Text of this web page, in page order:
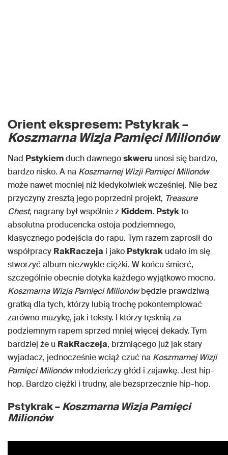
Orient ekspresem: Pstykrak –
Koszmarna Wizja Pamięci Milionów
Nad Pstykiemduch dawnegoskweru unosi się bardzo,
bardzo nisko. A na Koszmarnej Wizji Pamięci Milionów
może nawet mocniej niż kiedykolwiek wcześniej. Nie bez
przyczyny zresztą jego poprzedni projekt, Treasure
Chest, nagrany był wspólnie z Kiddem. Pstykto
absolutna producencka ostoja podziemnego,
klasycznego podejścia do rapu. Tym razem zaprosił do
współpracy RakRaczeja i jako Pstykrak udało im się
stworzyć album niezwykle ciężki. W końcu śmierć,
szczególnie obecnie dotyka każdego wyjątkowo mocno.
Koszmarna Wizja Pamięci Milionówbędzie prawdziwą
gratką dla tych, którzy lubią trochę pokontemplować
zarówno muzykę, jak i teksty. I którzy tęsknią za
podziemnym rapem sprzed mniej więcej dekady. Tym
bardziej że u RakRaczeja, brzmiącego już jak stary
wyjadacz, jednocześnie wciąż czuć na Koszmarnej Wizji
Pamięci Milionówmłodzieńczy głód i zajawkę. Jest hip-
hop. Bardzo ciężki i trudny, ale bezsprzecznie hip-hop.
Pstykrak –Koszmarna Wizja Pamięci
Milionów